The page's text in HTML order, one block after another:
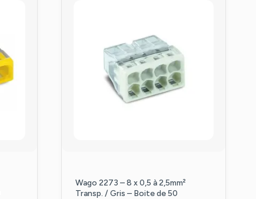
Wago 2273 – 8 x 0,5 à 2,5mm²
Transp. / Gris – Boite de 50